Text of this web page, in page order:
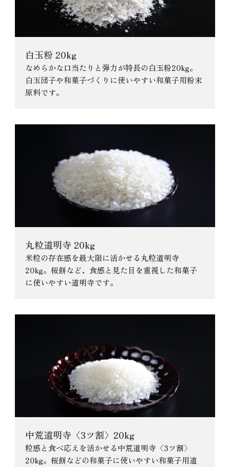
白玉粉 20kg
なめらかな口当たりと弾力が特長の白玉粉20kg。
白玉団子や和菓子づくりに使いやすい和菓子用粉末
原料です。
丸粒道明寺 20kg
米粒の存在感を最大限に活かせる丸粒道明寺
20kg。桜餅など、食感と見た目を重視した和菓子
に使いやすい道明寺です。
中荒道明寺〈3ツ割〉20kg
粒感と食べ応えを活かせる中荒道明寺〈3ツ割〉
20kg。桜餅などの和菓子に使いやすい和菓子用道